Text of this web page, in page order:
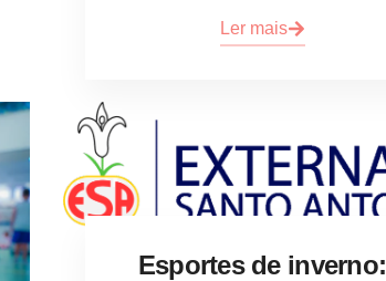
Ler mais
Esportes de inverno: